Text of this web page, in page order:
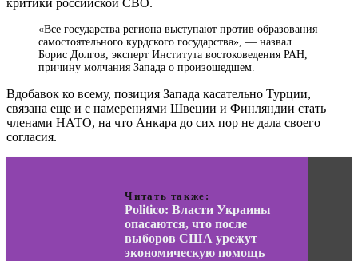
критики российской СВО.
«Все государства региона выступают против образования
самостоятельного курдского государства», — назвал
Борис Долгов, эксперт Института востоковедения РАН,
причину молчания Запада о произошедшем.
Вдобавок ко всему, позиция Запада касательно Турции,
связана еще и с намерениями Швеции и Финляндии стать
членами НАТО, на что Анкара до сих пор не дала своего
согласия.
Читать также:
Politico: Власти Украины
опасаются, что после
выборов США урежут
экономическую помощь